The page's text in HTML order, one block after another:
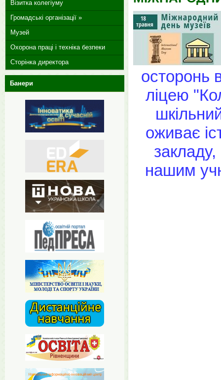
осторонь
ліцею
оживає
нашим
Візитка колегіуму
Громадські організації »
Музей
Охорона праці і техніка безпеки
Сторінка директора
Банери